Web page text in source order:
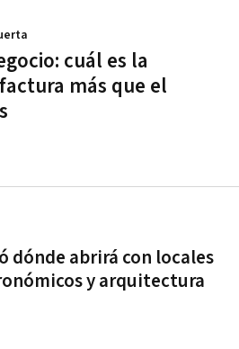
cuál es la
más que el
dónde abrirá con locales
y arquitectura